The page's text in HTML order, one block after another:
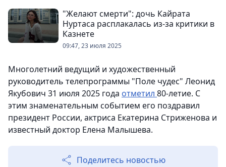
"Желают смерти": дочь Кайрата
Нуртаса расплакалась из-за критики в
Казнете
09:47, 23 июля 2025
Многолетний ведущий и художественный
руководитель телепрограммы "Поле чудес" Леонид
Якубович 31 июля 2025 года отметил 80-летие. С
этим знаменательным событием его поздравил
президент России, актриса Екатерина Стриженова и
известный доктор Елена Малышева.
Поделитесь новостью